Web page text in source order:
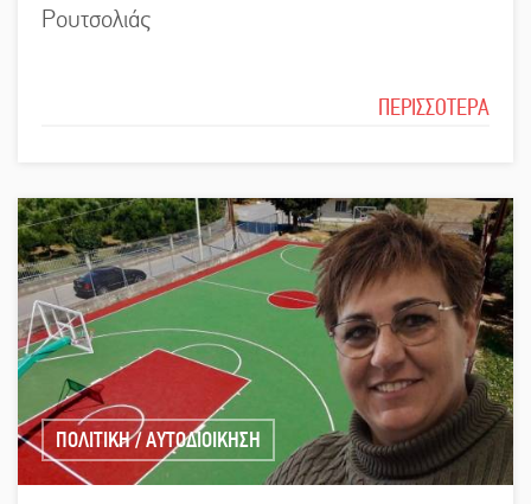
Ρουτσολιάς
ΠΕΡΙΣΣΟΤΕΡΑ
ΠΟΛΙΤΙΚΗ / ΑΥΤΟΔΙΟΙΚΗΣΗ